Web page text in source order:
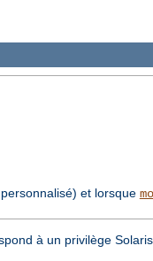
et lorsque
à un privilège